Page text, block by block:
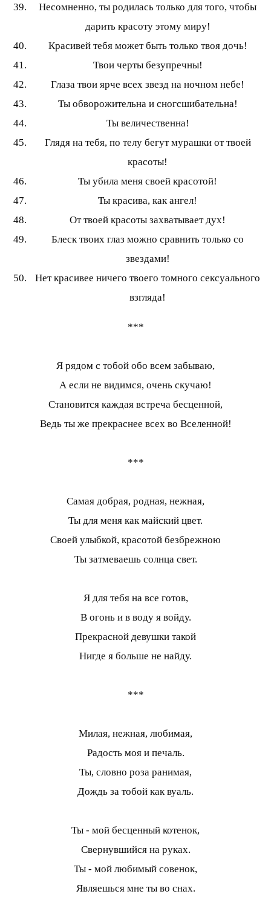
Несомненно, ты родилась только для того, чтобы
дарить красоту этому миру!
Красивей тебя может быть только твоя дочь!
Твои черты безупречны!
Глаза твои ярче всех звезд на ночном небе!
Ты обворожительна и сногсшибательна!
Ты величественна!
Глядя на тебя, по телу бегут мурашки от твоей
красоты!
Ты убила меня своей красотой!
Ты красива, как ангел!
От твоей красоты захватывает дух!
Блеск твоих глаз можно сравнить только со
звездами!
Нет красивее ничего твоего томного сексуального
взгляда!
***
Я рядом с тобой обо всем забываю,
А если не видимся, очень скучаю!
Становится каждая встреча бесценной,
Ведь ты же прекраснее всех во Вселенной!
***
Самая добрая, родная, нежная,
Ты для меня как майский цвет.
Своей улыбкой, красотой безбрежною
Ты затмеваешь солнца свет.
Я для тебя на все готов,
В огонь и в воду я войду.
Прекрасной девушки такой
Нигде я больше не найду.
***
Милая, нежная, любимая,
Радость моя и печаль.
Ты, словно роза ранимая,
Дождь за тобой как вуаль.
Ты - мой бесценный котенок,
Свернувшийся на руках.
Ты - мой любимый совенок,
Являешься мне ты во снах.